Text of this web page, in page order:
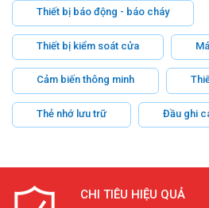
Thiết bị báo động - báo cháy
Thiết bị kiểm soát cửa
Cảm biến thông minh
Thẻ nhớ lưu trữ Đầu ghi
CHI TIÊU HIỆU QUẢ